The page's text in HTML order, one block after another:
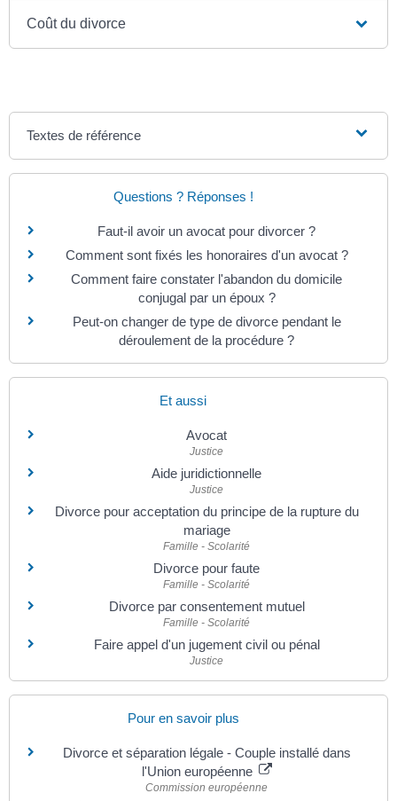
Coût du divorce
Textes de référence
Questions ? Réponses !
Faut-il avoir un avocat pour divorcer ?
Comment sont fixés les honoraires d'un avocat ?
Comment faire constater l'abandon du domicile
conjugal par un époux ?
Peut-on changer de type de divorce pendant le
déroulement de la procédure ?
Et aussi
Avocat
Justice
Aide juridictionnelle
Justice
Divorce pour acceptation du principe de la rupture du
mariage
Famille - Scolarité
Divorce pour faute
Famille - Scolarité
Divorce par consentement mutuel
Famille - Scolarité
Faire appel d'un jugement civil ou pénal
Justice
Pour en savoir plus
Divorce et séparation légale - Couple installé dans
l'Union européenne
Commission européenne